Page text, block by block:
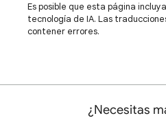
Es posible que esta página
tecnología de IA. Las
contener errores.
¿Necesitas